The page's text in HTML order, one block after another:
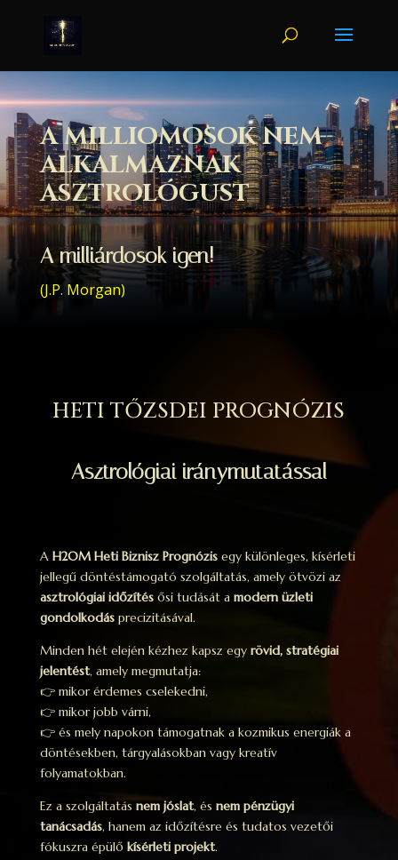
A MILLIOMOSOK NEM
ALKALMAZNAK
ASZTROLÓGUST
A milliárdosok igen!
(J.P. Morgan)
HETI TŐZSDEI PROGNÓZIS
Asztrológiai iránymutatással
A H2OM Heti Biznisz Prognózisegy különleges, kísérleti
jellegű döntéstámogató szolgáltatás, amely ötvözi az
asztrológiai időzítésősi tudását a modern üzleti
gondolkodásprecizitásával.
Minden hét elején kézhez kapsz egy rövid, stratégiai
jelentést, amely megmutatja:
👉 mikor érdemes cselekedni,
👉 mikor jobb várni,
👉 és mely napokon támogatnak a kozmikus energiák a
döntésekben, tárgyalásokban vagy kreatív
folyamatokban.
Ez a szolgáltatás nem jóslat, és nem pénzügyi
tanácsadás, hanem az időzítésre és tudatos vezetői
fókuszra épülő kísérleti projekt.